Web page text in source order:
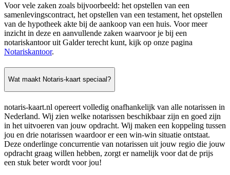
Voor vele zaken zoals bijvoorbeeld: het opstellen van een
samenlevingscontract, het opstellen van een testament, het opstellen
van de hypotheek akte bij de aankoop van een huis. Voor meer
inzicht in deze en aanvullende zaken waarvoor je bij een
notariskantoor uit Galder terecht kunt, kijk op onze pagina
Notariskantoor.
Wat maakt Notaris-kaart speciaal?
notaris-kaart.nl opereert volledig onafhankelijk van alle notarissen in
Nederland. Wij zien welke notarissen beschikbaar zijn en goed zijn
in het uitvoeren van jouw opdracht. Wij maken een koppeling tussen
jou en drie notarissen waardoor er een win-win situatie ontstaat.
Deze onderlinge concurrentie van notarissen uit jouw regio die jouw
opdracht graag willen hebben, zorgt er namelijk voor dat de prijs
een stuk beter wordt voor jou!